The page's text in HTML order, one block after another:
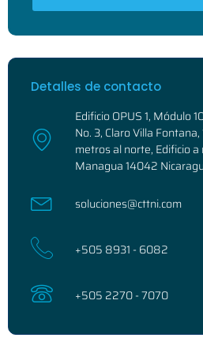
Detalles de contacto
Edificio OPUS 1, Módulo
No. 3, Claro Villa
metros al norte, Edificio
Managua 14042
soluciones@cttni.com
+505 8931 - 6082
+505 2270 - 7070